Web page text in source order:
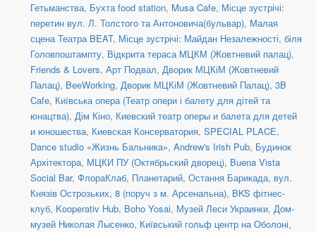
Гетьманства, Бухта food station, Musa Cafe, Місце зустрічі:
перетин вул. Л. Толстого та Антоновича(бульвар), Малая
сцена Театра BEAT, Місце зустрічі: Майдан Незалежності, біля
Головпоштампту, Відкрита тераса МЦКМ (Жовтневий палац),
Friends & Lovers, Арт Подвал, Дворик МЦКіМ (Жовтневий
Палац), BeeWorking, Дворик МЦКіМ (Жовтневий Палац), 3B
Cafe, Київська опера (Театр опери і балету для дітей та
юнацтва), Дім Кіно, Киевский театр оперы и балета для детей
и юношества, Киевская Консерватория, SPECIAL PLACE,
Dance studio «Жизнь Бальника», Andrew's Irish Pub, Будинок
Архітектора, МЦКИ ПУ (Октябрьский дворец), Buena Vista
Social Bar, ФлораКлаб, Планетарий, Остання Барикада, вул.
Князів Острозьких, 8 (поруч з м. Арсенальна), BKS фітнес-
клуб, Kooperativ Hub, Boho Yosai, Музей Леси Украинки, Дом-
музей Николая Лысенко, Київський гольф центр на Оболоні,